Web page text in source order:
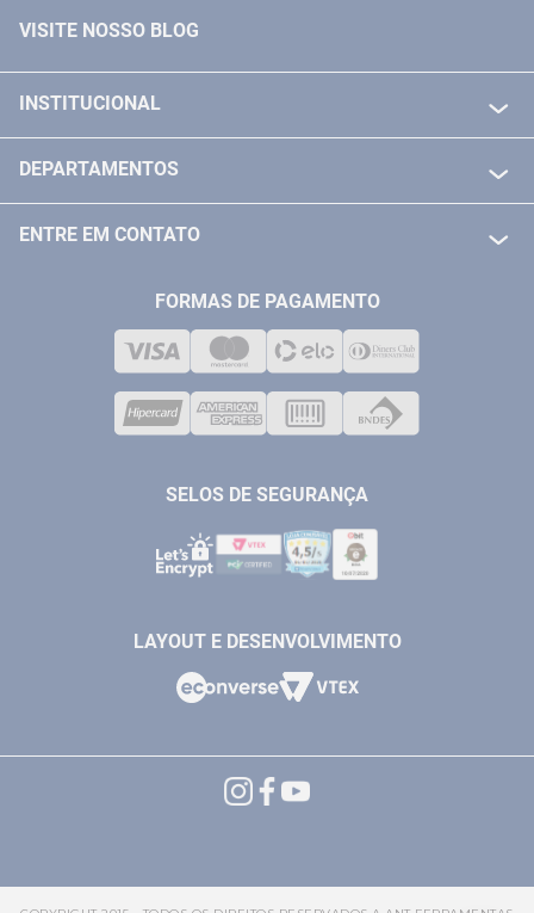
VISITE NOSSO BLOG
INSTITUCIONAL
POLITICA DE TROCA E DEVOLUÇÃO
DEPARTAMENTOS
COMPRESSORES
ENTRE EM CONTATO
VENDAS ONLINE@ANTFERRAMENTAS.COM.BR
SAC@ANTFERRAMENTAS.COM.BR
FORMAS DE PAGAMENTO
SELOS DE SEGURANÇA
LAYOUT E DESENVOLVIMENTO